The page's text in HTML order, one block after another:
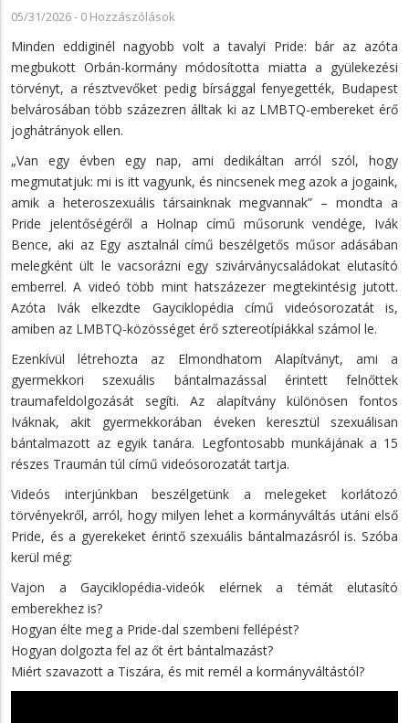
05/31/2026- 0 Hozzászólások
Minden eddiginél nagyobb volt a tavalyi Pride: bár az azóta
megbukott Orbán-kormány módosította miatta a gyülekezési
törvényt, a résztvevőket pedig bírsággal fenyegették, Budapest
belvárosában több százezren álltak ki az LMBTQ-embereket érő
joghátrányok ellen.
„Van egy évben egy nap, ami dedikáltan arról szól, hogy
megmutatjuk: mi is itt vagyunk, és nincsenek meg azok a jogaink,
amik a heteroszexuális társainknak megvannak” – mondta a
Pride jelentőségéről a Holnap című műsorunk vendége, Ivák
Bence, aki az Egy asztalnál című beszélgetős műsor adásában
melegként ült le vacsorázni egy szivárványcsaládokat elutasító
emberrel. A videó több mint hatszázezer megtekintésig jutott.
Azóta Ivák elkezdte Gayciklopédia című videósorozatát is,
amiben az LMBTQ-közösséget érő sztereotípiákkal számol le.
Ezenkívül létrehozta az Elmondhatom Alapítványt, ami a
gyermekkori szexuális bántalmazással érintett felnőttek
traumafeldolgozását segíti. Az alapítvány különösen fontos
Iváknak, akit gyermekkorában éveken keresztül szexuálisan
bántalmazott az egyik tanára. Legfontosabb munkájának a 15
részes Traumán túl című videósorozatát tartja.
Videós interjúnkban beszélgetünk a melegeket korlátozó
törvényekről, arról, hogy milyen lehet a kormányváltás utáni első
Pride, és a gyerekeket érintő szexuális bántalmazásról is. Szóba
kerül még:
Vajon a Gayciklopédia-videók elérnek a témát elutasító
emberekhez is?
Hogyan élte meg a Pride-dal szembeni fellépést?
Hogyan dolgozta fel az őt ért bántalmazást?
Miért szavazott a Tiszára, és mit remél a kormányváltástól?